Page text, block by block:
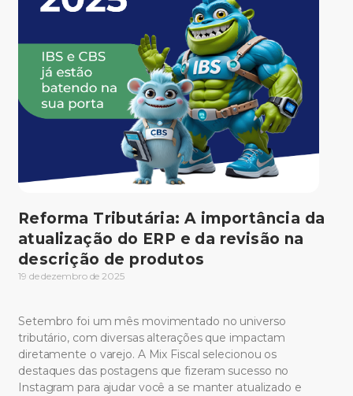
Reforma Tributária: A importância da
atualização do ERP e da revisão na
descrição de produtos
19 de dezembro de 2025
Setembro foi um mês movimentado no universo
tributário, com diversas alterações que impactam
diretamente o varejo. A Mix Fiscal selecionou os
destaques das postagens que fizeram sucesso no
Instagram para ajudar você a se manter atualizado e